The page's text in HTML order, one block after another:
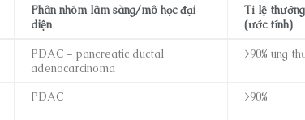
Phân nhóm lâm sàng/mô học đại
diện
Tỉ lệ
(ước tính)
PDAC – pancreatic ductal
adenocarcinoma
>90% ung
PDAC >90%